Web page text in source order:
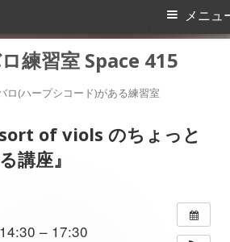
練習室 Space 415
ロ(ハープシコード)がある練習室
メニュ
:
of viols のちょっと
講座』
– 17:30